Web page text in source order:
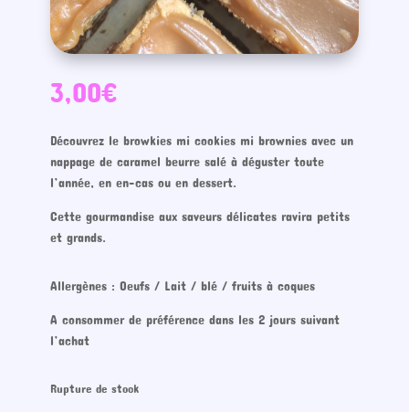
3,00€
Découvrez le browkies mi cookies mi brownies avec un
nappage de caramel beurre salé à déguster toute
l’année, en en-cas ou en dessert.
Cette gourmandise aux saveurs délicates ravira petits
et grands.
Allergènes : Oeufs / Lait / blé / fruits à coques
A consommer de préférence dans les 2 jours suivant
l’achat
Rupture de stock